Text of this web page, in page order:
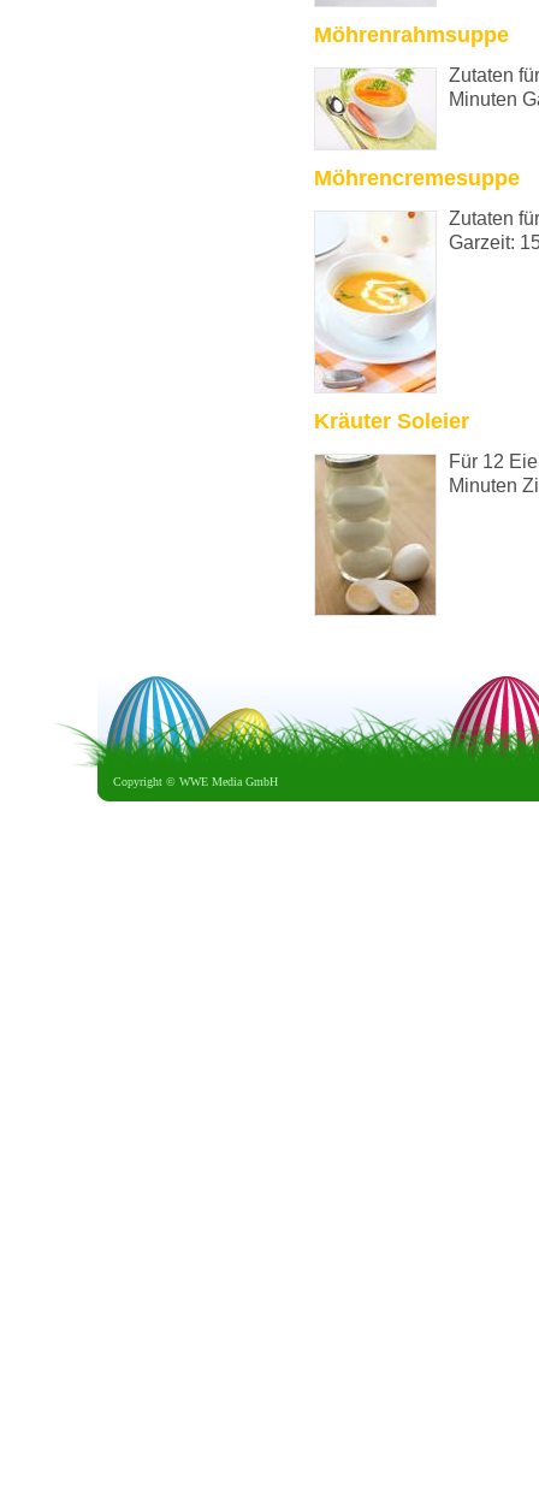
Möhrenrahmsuppe
Zutaten
Minuten
Möhrencremesuppe
Zutaten
Garzeit:
Kräuter Soleier
Für 12
Minuten
Copyright © WWE Media GmbH